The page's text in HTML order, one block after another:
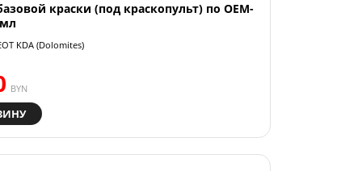
краски (под краскопульт) по OEM-
KDA (Dolomites)
BYN